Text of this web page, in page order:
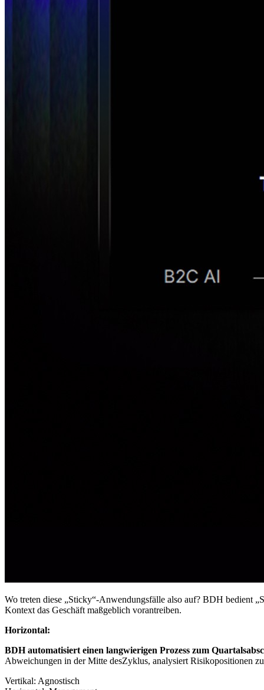
Wo treten diese „Sticky“-Anwendungsfälle also auf? BDH bedient
Kontext das Geschäft maßgeblich vorantreiben.
Horizontal:
BDH automatisiert einen langwierigen Prozess zum
Abweichungen in der Mitte desZyklus, analysiert Risikopositionen
Vertikal: Agnostisch